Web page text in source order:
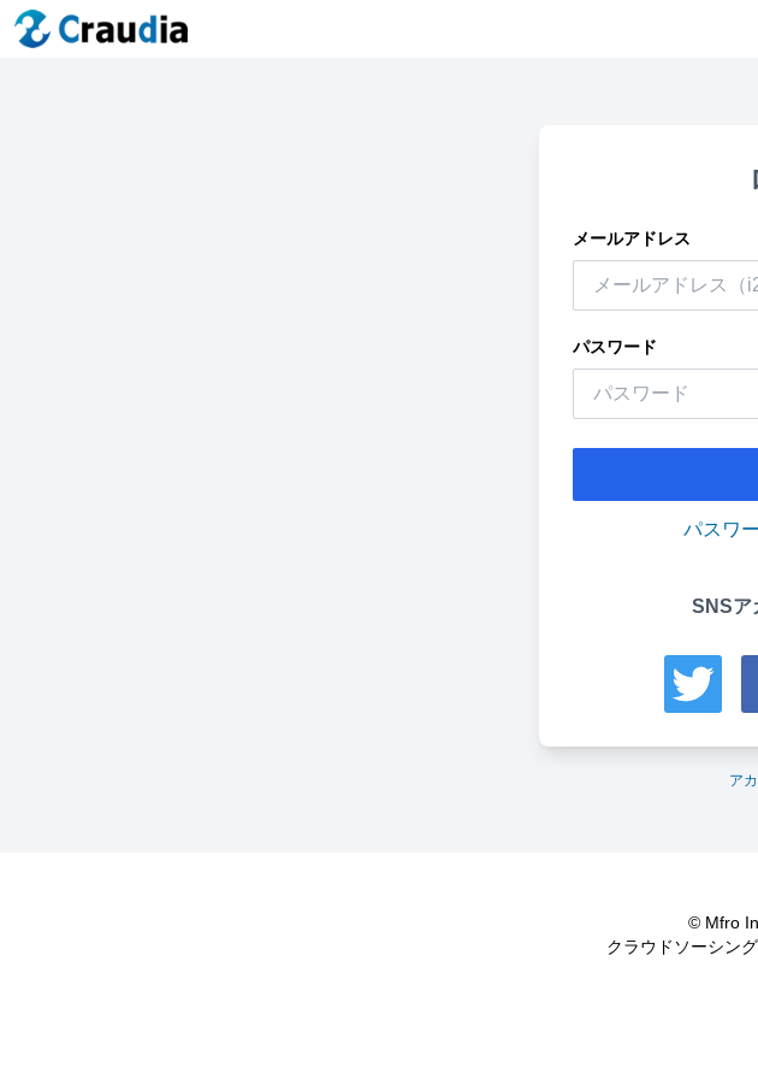
メールアドレス
パスワード
パスワ
SNSア
ア
© Mfro
クラウドソーシン